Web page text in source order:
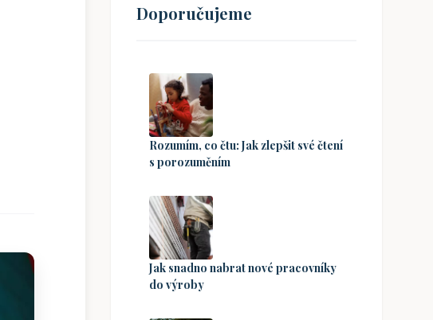
Doporučujeme
Rozumím, co čtu: Jak zlepšit své čtení
s porozuměním
Jak snadno nabrat nové pracovníky
do výroby